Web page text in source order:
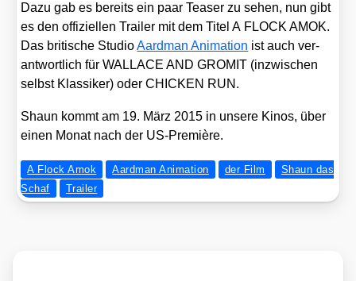
Dazu gab es bereits ein paar Teaser zu sehen, nun gibt
es den offi­zi­el­len Trai­ler mit dem Titel A FLOCK AMOK.
Das bri­ti­sche Stu­dioAard­man Ani­ma­ti­on ist auch ver­
ant­wort­lich für WALLACE AND GROMIT (inzwi­schen
selbst Klas­si­ker) oder CHICKEN RUN.
Shaun kommt am 19. März 2015 in unse­re Kinos, über
einen Monat nach der US-Pre­miè­re.
A Flock Amok Aardman Animation der Film
Shaun das
Schaf
Trailer